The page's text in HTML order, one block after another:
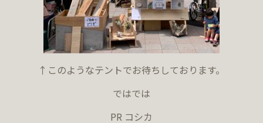
↑このようなテントでお待ちしております。
ではでは
PR コシカ